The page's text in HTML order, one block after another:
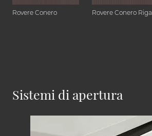
Rovere Conero Rovere Conero Riga
Sistemi di apertura